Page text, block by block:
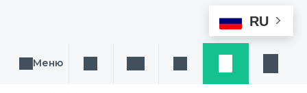
RU
Меню Поиск услуги, направления или врача
Написать намЗаказ звонка